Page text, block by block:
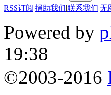
RSS订阅|捐助我们|联系我们|无
Powered by
19:38
©2003-2016